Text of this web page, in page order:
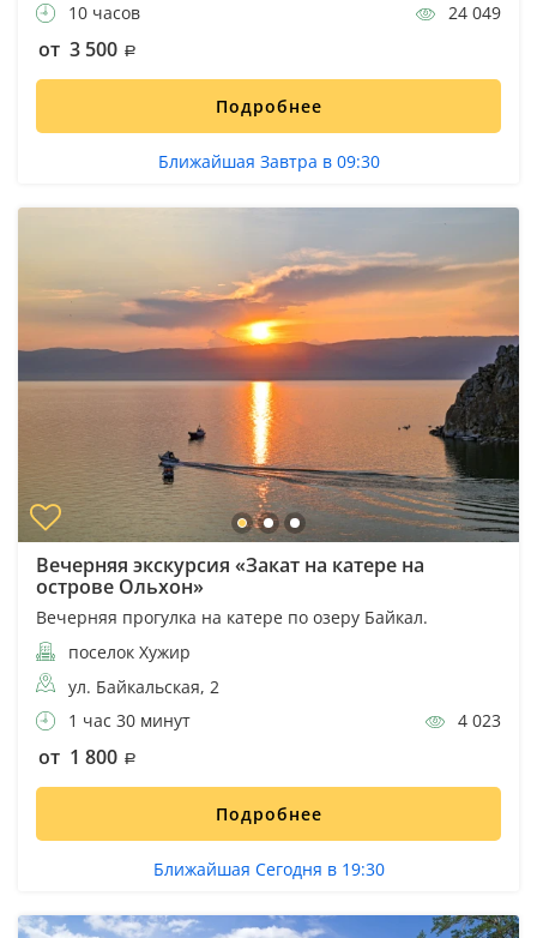
10 часов
24 049
от 3 500
Подробнее
Ближайшая Завтра в 09:30
Вечерняя экскурсия «Закат на катере на
острове Ольхон»
Вечерняя прогулка на катере по озеру Байкал.
поселок Хужир
ул. Байкальская, 2
1 час 30 минут
4 023
от 1 800
Подробнее
Ближайшая Сегодня в 19:30